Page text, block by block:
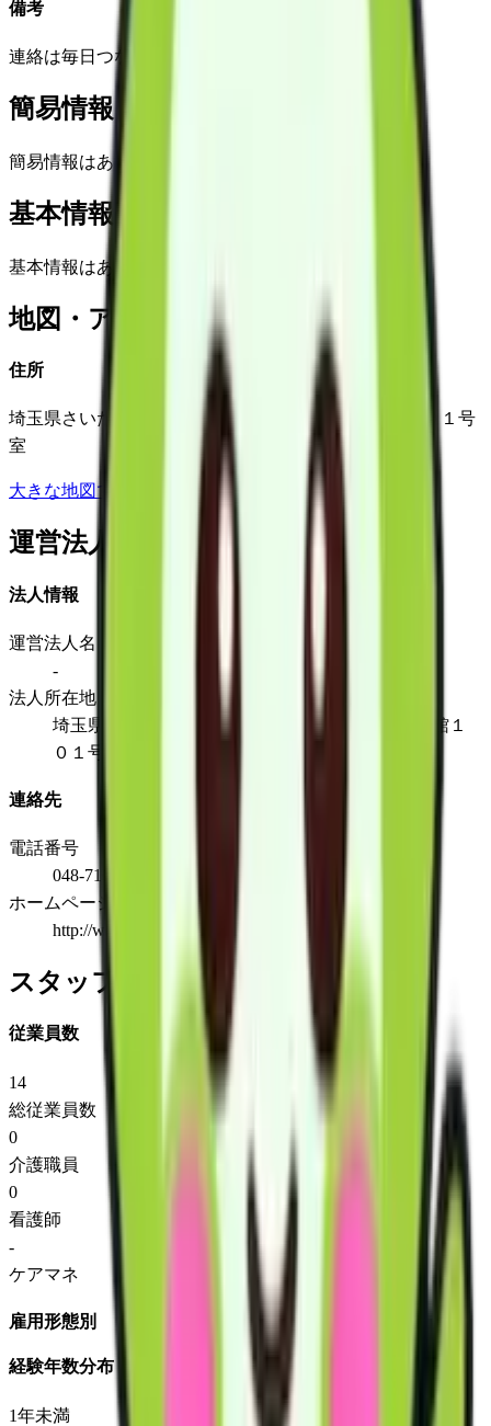
備考
連絡は毎日つながります。
簡易情報
簡易情報はありません
基本情報(詳細)
基本情報はありません
地図・アクセス
住所
埼玉県さいたま市南区辻1-23-8サニーパーク壱番館１０１号
室
大きな地図で見る
運営法人
法人情報
運営法人名
-
法人所在地
埼玉県さいたま市南区辻1-23-8サニーパーク壱番館１
０１号室
連絡先
電話番号
048-710-7530
ホームページ
http://www.yco.co.jp/
スタッフ情報
従業員数
14
総従業員数
0
介護職員
0
看護師
-
ケアマネ
雇用形態別
経験年数分布
1年未満